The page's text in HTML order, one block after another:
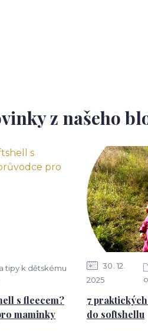
z našeho
tipy k dětskému
s fleecem?
maminky
30 12
2025
7
do softshellu